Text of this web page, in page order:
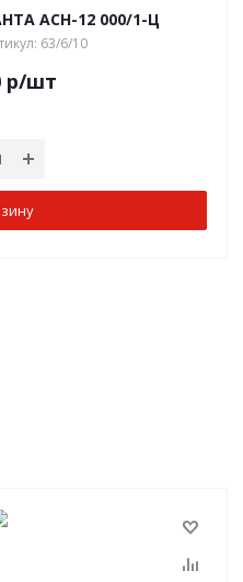
АСН-12 000/1-Ц
63/6/10
р/шт